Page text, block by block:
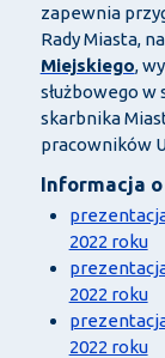
zapewnia
Rady Miasta,
Miejskiego,
służbowego
skarbnika
pracowników
Informacja
2022 roku
2022 roku
2022 roku